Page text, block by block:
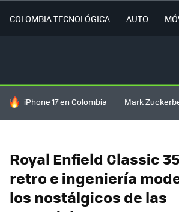
COLOMBIA TECNOLÓGICA AUTO
HOY SE HABLA DE
iPhone 17 en Colombia Mark
Royal Enfield Classic
retro e ingeniería
los nostálgicos de las